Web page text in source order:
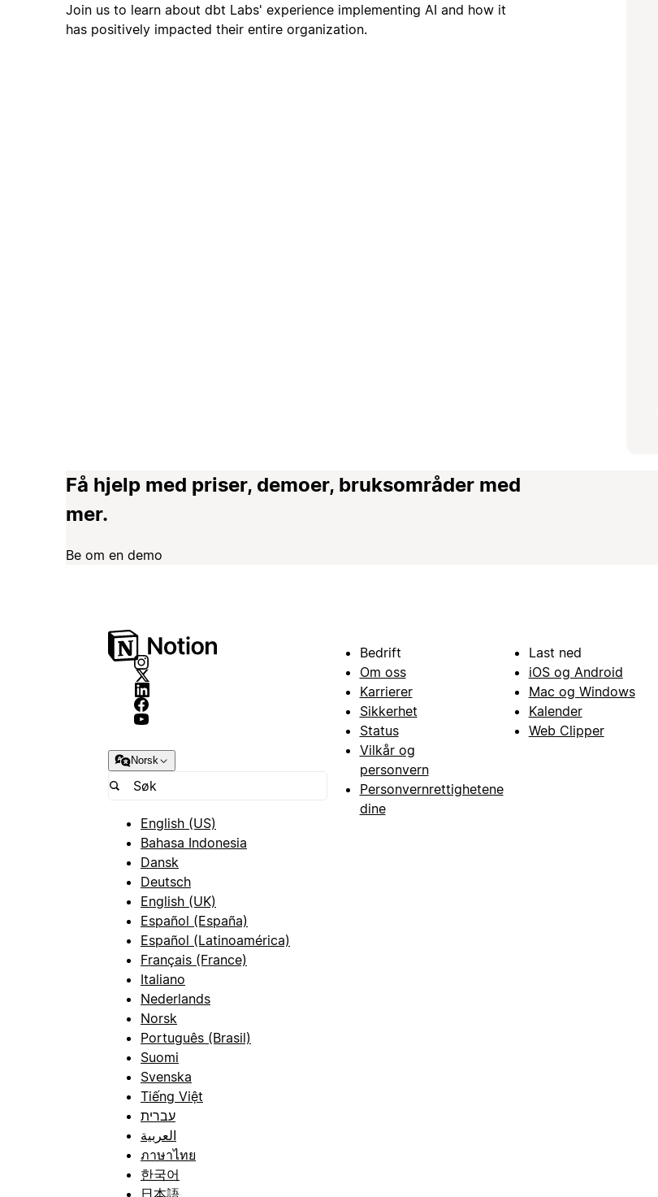
Join us to learn about dbt Labs' experience implementing AI and how it
has positively impacted their entire organization.
Få hjelp med priser, demoer, bruksområder med
mer.
Be om en demo
Norsk
English (US)
Bahasa Indonesia
Dansk
Deutsch
English (UK)
Español (España)
Español (Latinoamérica)
Français (France)
Italiano
Nederlands
Norsk
Português (Brasil)
Suomi
Svenska
Tiếng Việt
עברית
العربية
ภาษาไทย
한국어
Bedrift
Om oss
Karrierer
Sikkerhet
Status
Vilkår og
personvern
Personvernrettighetene
dine
Last ned
iOS og Android
Mac og Windows
Kalender
Web Clipper